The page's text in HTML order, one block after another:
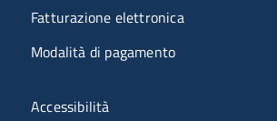
Fatturazione elettronica
Modalità di pagamento
Menù riferimenti
Accessibilità